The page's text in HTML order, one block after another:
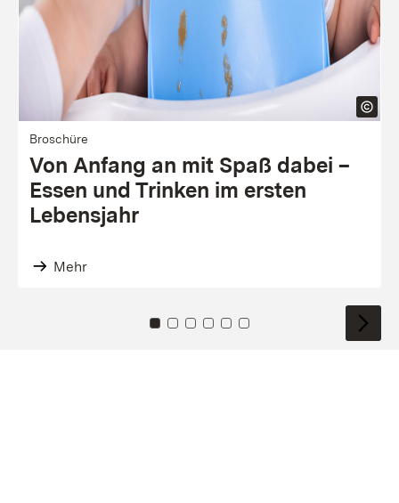
Bro­schü­re
Von Anfang an mit Spaß dabei –
Essen und Trinken im ersten
Lebens­jahr
Mehr
Zu Kachel: 0
Zu Kachel: 1
Zu Kachel: 2
Zu Kachel: 3
Zu Kachel: 4
Zu Kachel: 5